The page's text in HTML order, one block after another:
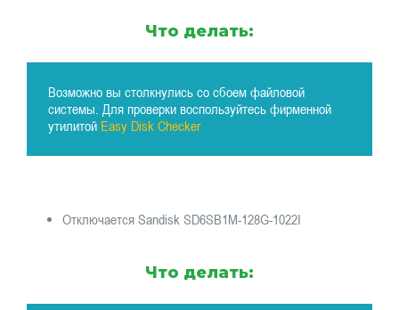
Что делать:
Возможно вы столкнулись со сбоем файловой
системы. Для проверки воспользуйтесь фирменной
утилитой Easy Disk Checker
Отключается Sandisk SD6SB1M-128G-1022I
Что делать: